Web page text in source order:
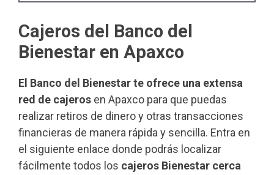
Cajeros del Banco del
Bienestar en Apaxco
El Banco del Bienestar te ofrece una extensa
red de cajeros en Apaxco para que puedas
realizar retiros de dinero y otras transacciones
financieras de manera rápida y sencilla. Entra en
el siguiente enlace donde podrás localizar
fácilmente todos los cajeros Bienestar cerca